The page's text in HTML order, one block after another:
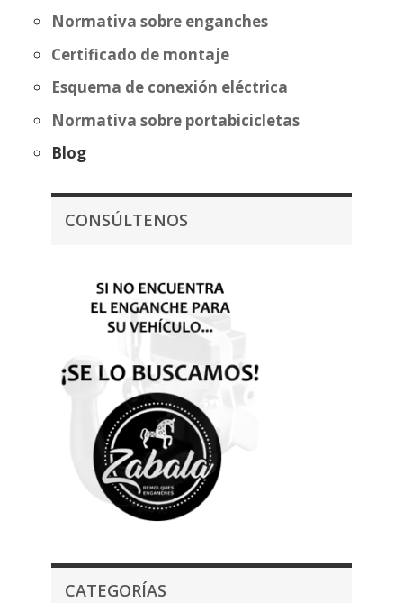
Normativa sobre enganches
Certificado de montaje
Esquema de conexión eléctrica
Normativa sobre portabicicletas
Blog
CONSÚLTENOS
CATEGORÍAS